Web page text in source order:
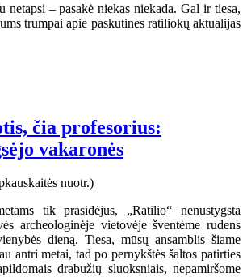
netapsi – pasakė niekas niekada. Gal ir tiesa,
trumpai apie paskutines ratiliokų aktualijas
čia profesorius:
vakaronės
tik prasidėjus, „Ratilio“ nenustygsta
archeologinėje vietovėje šventėme rudens
dieną. Tiesa, mūsų ansamblis šiame
antri metai, tad po pernykštės šaltos patirties
drabužių sluoksniais, nepamiršome